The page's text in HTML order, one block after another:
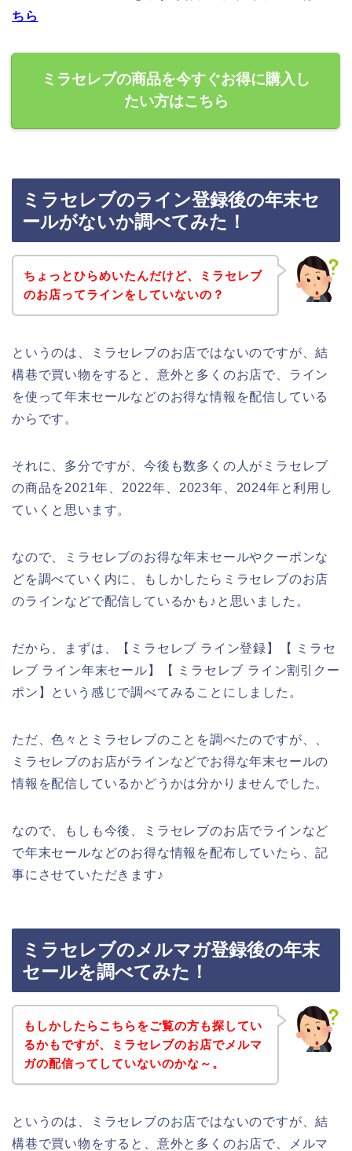
ちら
ミラセレブの商品を今すぐお得に購入し
たい方はこちら
ミラセレブのライン登録後の年末セ
ールがないか調べてみた！
ちょっとひらめいたんだけど、ミラセレブ
のお店ってラインをしていないの？
というのは、ミラセレブのお店ではないのですが、結
構巷で買い物をすると、意外と多くのお店で、ライン
を使って年末セールなどのお得な情報を配信している
からです。
それに、多分ですが、今後も数多くの人がミラセレブ
の商品を2021年、2022年、2023年、2024年と利用し
ていくと思います。
なので、ミラセレブのお得な年末セールやクーポンな
どを調べていく内に、もしかしたらミラセレブのお店
のラインなどで配信しているかも♪と思いました。
だから、まずは、【ミラセレブ ライン登録】【 ミラセ
レブ ライン年末セール】【 ミラセレブ ライン割引クー
ポン】という感じで調べてみることにしました。
ただ、色々とミラセレブのことを調べたのですが、、
ミラセレブのお店がラインなどでお得な年末セールの
情報を配信しているかどうかは分かりませんでした。
なので、もしも今後、ミラセレブのお店でラインなど
で年末セールなどのお得な情報を配布していたら、記
事にさせていただきます♪
ミラセレブのメルマガ登録後の年末
セールを調べてみた！
もしかしたらこちらをご覧の方も探してい
るかもですが、ミラセレブのお店でメルマ
ガの配信ってしていないのかな～。
というのは、ミラセレブのお店ではないのですが、結
構巷で買い物をすると、意外と多くのお店で、メルマ